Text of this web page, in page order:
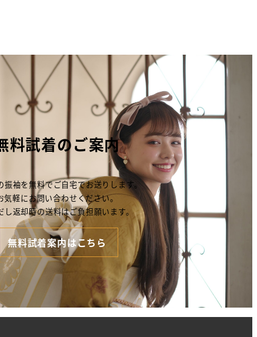
料試着のご案内
振袖を無料でご自宅でお送りします。
気軽にお問い合わせください。
し返却時の送料はご負担願います。
無料試着案内はこちら